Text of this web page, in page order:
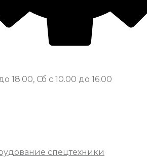
18:00, Сб с 10.00 до 16.00
спецтехники